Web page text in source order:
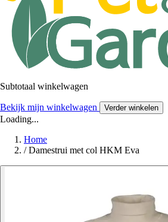
Subtotaal winkelwagen
Bekijk mijn winkelwagen Verder winkelen
Loading...
Home
/ Damestrui met col HKM Eva